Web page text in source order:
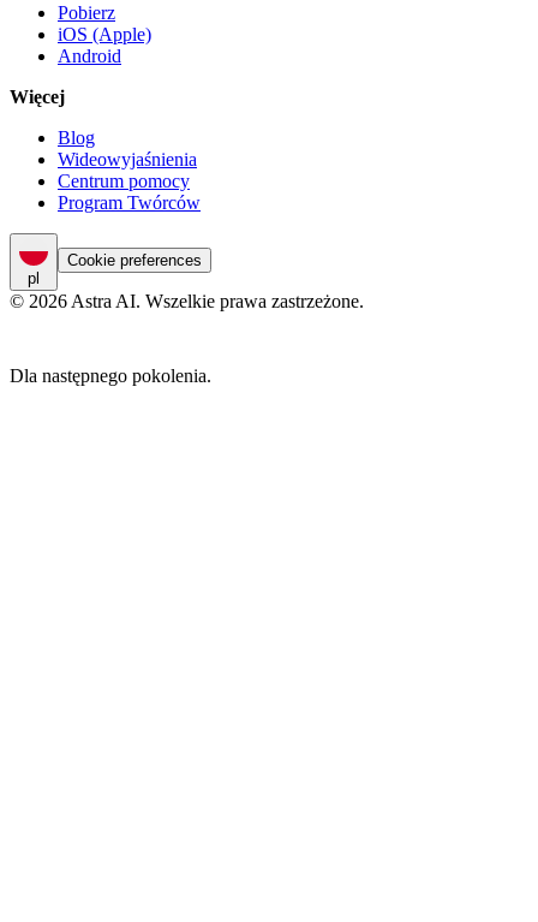
Pobierz
iOS (Apple)
Android
Więcej
Blog
Wideowyjaśnienia
Centrum pomocy
Program Twórców
pl
Cookie preferences
© 2026 Astra AI. Wszelkie prawa zastrzeżone.
Dla następnego pokolenia.